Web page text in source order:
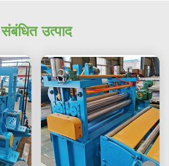
संबंधित उत्पाद